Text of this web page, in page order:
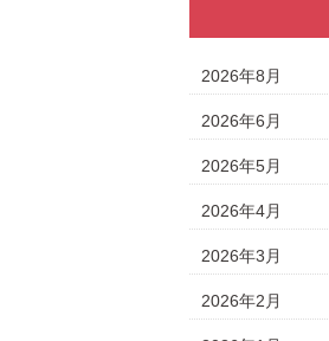
2026年8月
2026年6月
2026年5月
2026年4月
2026年3月
2026年2月